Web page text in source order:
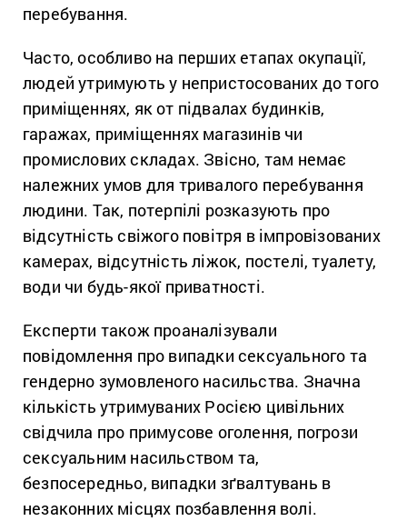
перебування.
Часто, особливо на перших етапах окупації,
людей утримують у непристосованих до того
приміщеннях, як от підвалах будинків,
гаражах, приміщеннях магазинів чи
промислових складах. Звісно, там немає
належних умов для тривалого перебування
людини. Так, потерпілі розказують про
відсутність свіжого повітря в імпровізованих
камерах, відсутність ліжок, постелі, туалету,
води чи будь-якої приватності.
Експерти також проаналізували
повідомлення про випадки сексуального та
гендерно зумовленого насильства. Значна
кількість утримуваних Росією цивільних
свідчила про примусове оголення, погрози
сексуальним насильством та,
безпосередньо, випадки зґвалтувань в
незаконних місцях позбавлення волі.